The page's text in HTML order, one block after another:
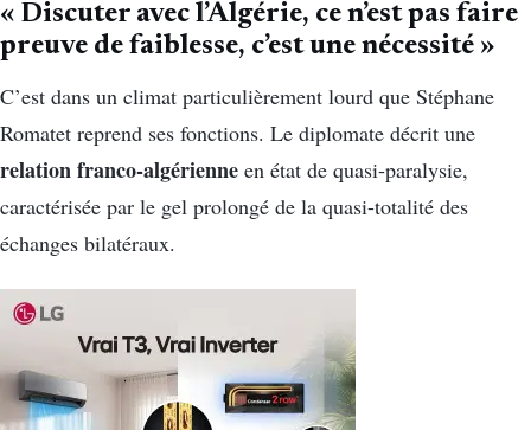
« Discuter avec l’Algérie, ce n’est pas faire
preuve de faiblesse, c’est une nécessité »
C’est dans un climat particulièrement lourd que Stéphane
Romatet reprend ses fonctions. Le diplomate décrit une
relation franco-algérienne en état de quasi-paralysie,
caractérisée par le gel prolongé de la quasi-totalité des
échanges bilatéraux.